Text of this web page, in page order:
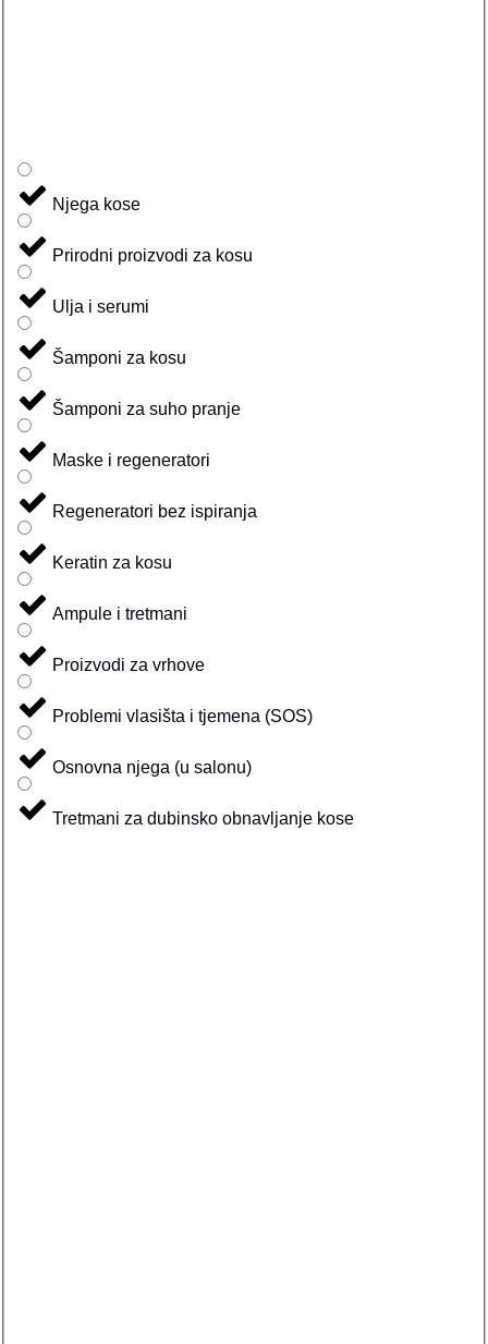
Njega kose
Prirodni proizvodi za kosu
Ulja i serumi
Šamponi za kosu
Šamponi za suho pranje
Maske i regeneratori
Regeneratori bez ispiranja
Keratin za kosu
Ampule i tretmani
Proizvodi za vrhove
Problemi vlasišta i tjemena (SOS)
Osnovna njega (u salonu)
Tretmani za dubinsko obnavljanje kose